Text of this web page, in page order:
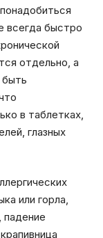
всегда быстро
отдельно, а
в таблетках,
глазных
или горла,
падение